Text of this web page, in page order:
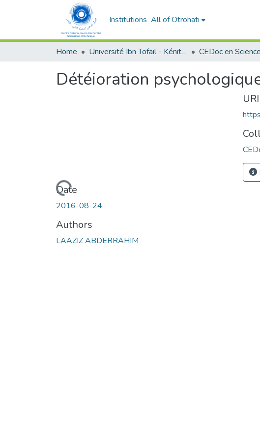
Institutions All of Otrohati
Home Université Ibn Tofail - Kénitra
Détéioration
Loading...
Date
2016-08-24
Authors
LAAZIZ ABDERRAHIM
URI